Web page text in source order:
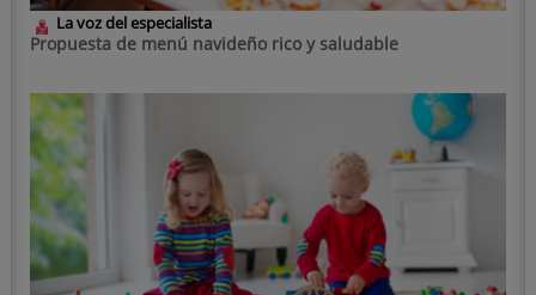
La voz del especialista
Propuesta de menú navideño rico y saludable